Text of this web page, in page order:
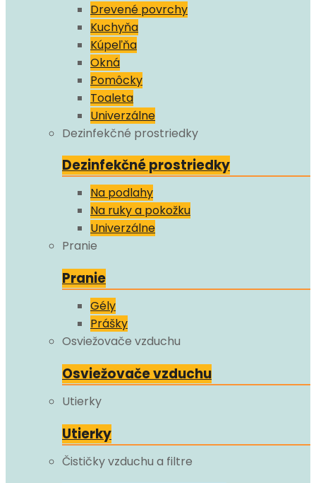
Drevené povrchy
Kuchyňa
Kúpeľňa
Okná
Pomôcky
Toaleta
Univerzálne
Dezinfekčné prostriedky
Dezinfekčné prostriedky
Na podlahy
Na ruky a pokožku
Univerzálne
Pranie
Pranie
Gély
Prášky
Osviežovače vzduchu
Osviežovače vzduchu
Utierky
Utierky
Čističky vzduchu a filtre